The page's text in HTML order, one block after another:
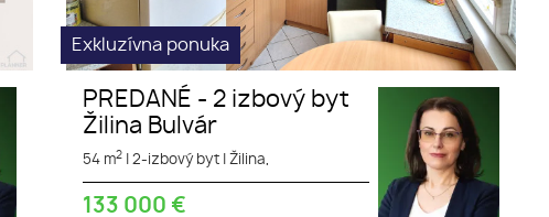
Exkluzívna ponuka
PREDANÉ - 2 izbový byt
Žilina Bulvár
54 m2 2-izbový byt Žilina,
133 000 €